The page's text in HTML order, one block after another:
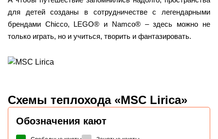
для детей созданы в сотрудничестве с легендарными
брендами Chicco, LEGO® и Namco® – здесь можно не
только играть, но и учиться, творить и фантазировать.
Схемы теплохода «MSC Lirica»
Обозначения кают